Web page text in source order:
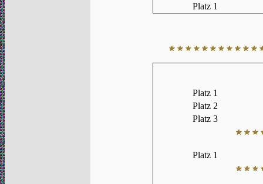
Platz 1
Platz 1
Platz 2
Platz 3
Platz 1